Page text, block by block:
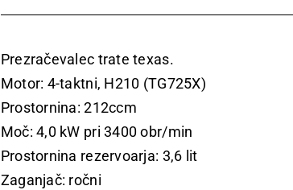
Prezračevalec trate texas.
Motor: 4-taktni, H210 (TG725X)
Prostornina: 212ccm
Moč: 4,0 kW pri 3400 obr/min
Prostornina rezervoarja: 3,6 lit
Zaganjač: ročni